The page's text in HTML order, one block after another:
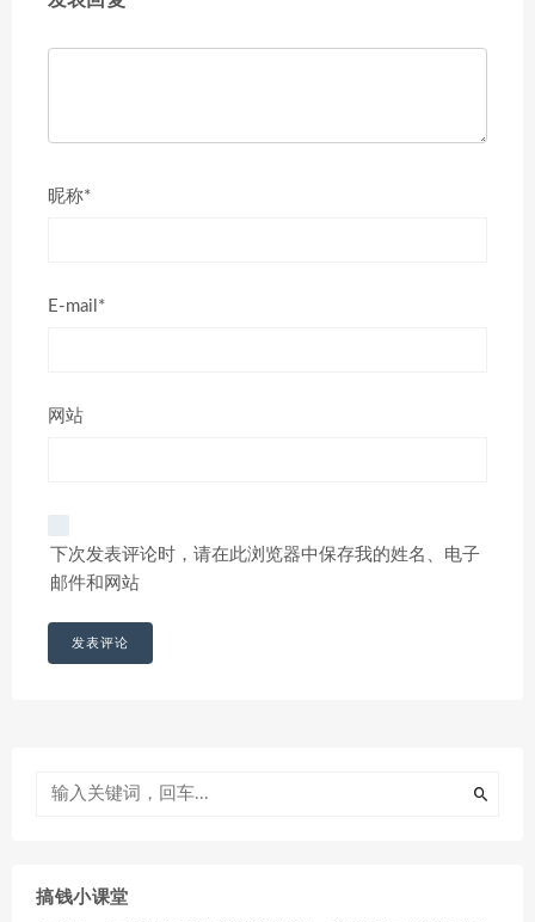
昵称*
E-mail*
网站
下次发表评论时，请在此浏览器中保存我的姓名、电子
邮件和网站
搞钱小课堂